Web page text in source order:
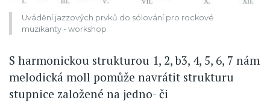
Uvádění jazzových prvků do sólování pro rockové
muzikanty - workshop
S harmonickou strukturou 1, 2, b3, 4, 5, 6, 7 nám
melodická moll pomůže navrátit strukturu
stupnice založené na jedno- či